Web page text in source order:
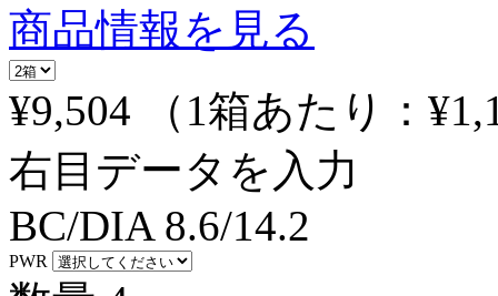
商品情報を見る
¥9,504
（1箱あたり：
右目データを入力
BC/DIA 8.6/14.2
PWR